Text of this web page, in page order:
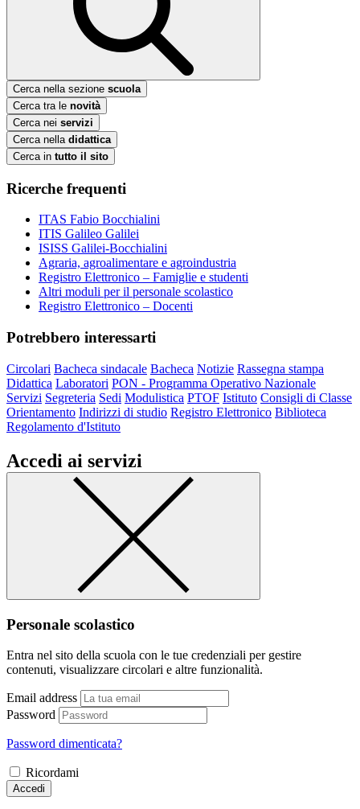
Cerca nella sezione scuola
Cerca tra le novità
Cerca nei servizi
Cerca nella didattica
Cerca in tutto il sito
Ricerche frequenti
ITAS Fabio Bocchialini
ITIS Galileo Galilei
ISISS Galilei-Bocchialini
Agraria, agroalimentare e agroindustria
Registro Elettronico – Famiglie e studenti
Altri moduli per il personale scolastico
Registro Elettronico – Docenti
Potrebbero interessarti
Circolari Bacheca sindacale Bacheca Notizie Rassegna stampa
Didattica Laboratori PON - Programma Operativo Nazionale
Servizi Segreteria Sedi Modulistica PTOF Istituto Consigli di Classe
Orientamento Indirizzi di studio Registro Elettronico Biblioteca
Regolamento d'Istituto
Accedi ai servizi
Personale scolastico
Entra nel sito della scuola con le tue credenziali per gestire
contenuti, visualizzare circolari e altre funzionalità.
Email address
Password
Password dimenticata?
Ricordami
Accedi